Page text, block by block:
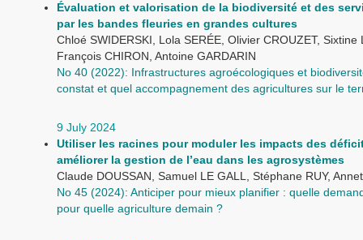
Évaluation et valorisation de la biodiversité et des
par les bandes fleuries en grandes cultures
Chloé SWIDERSKI, Lola SERÉE, Olivier CROUZET, Sixtine
François CHIRON, Antoine GARDARIN
No 40 (2022): Infrastructures agroécologiques et
constat et quel accompagnement des agricultures sur le
9 July 2024
Utiliser les racines pour moduler les impacts des
améliorer la gestion de l’eau dans les agrosystèmes
Claude DOUSSAN, Samuel LE GALL, Stéphane RUY,
No 45 (2024): Anticiper pour mieux planifier : quelle
pour quelle agriculture demain ?